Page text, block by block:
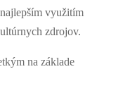
využitím
zdrojov.
na základe